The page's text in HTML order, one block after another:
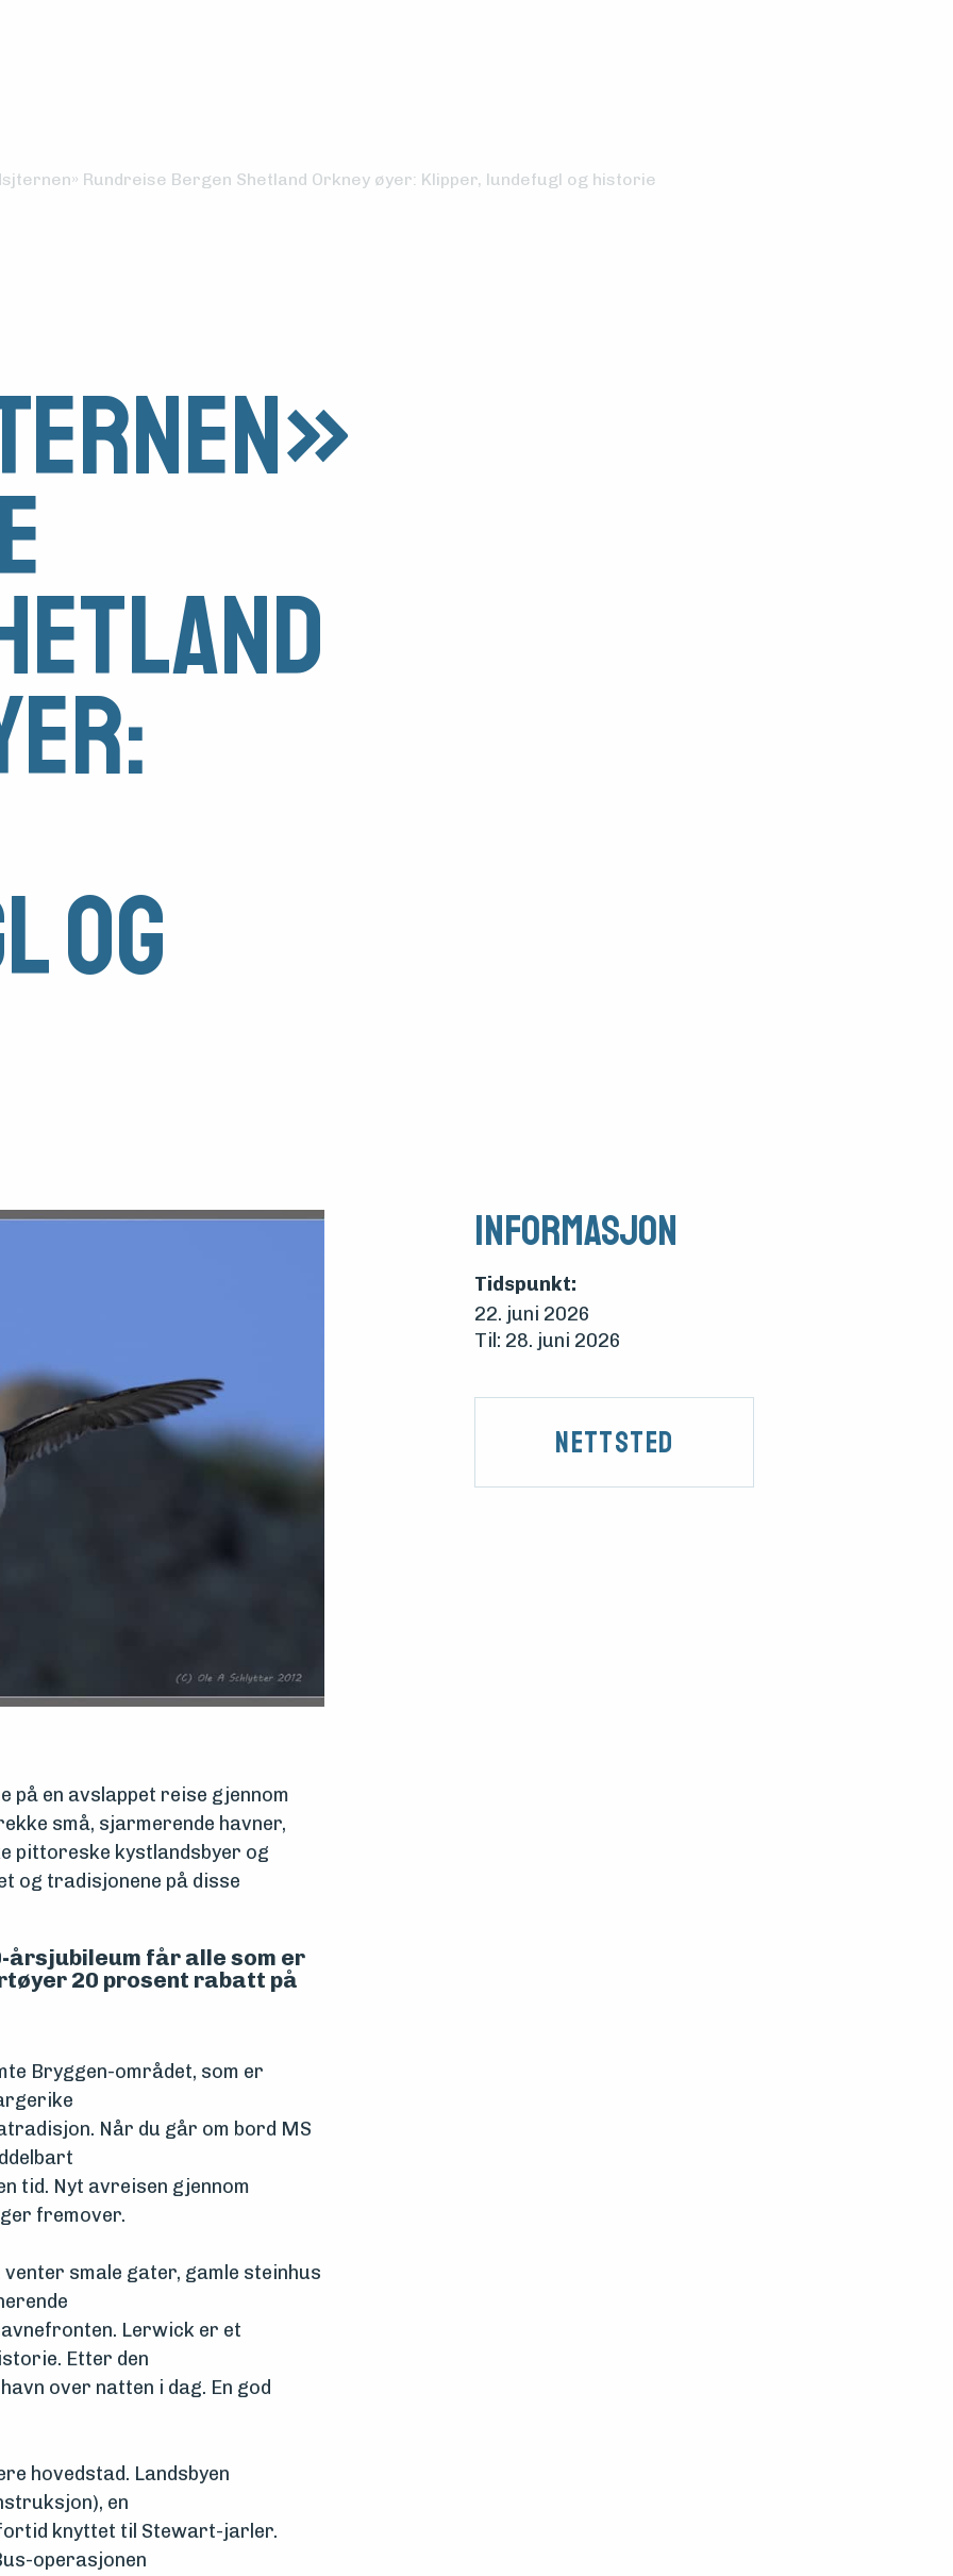
Rundreise Bergen Shetland Orkney øyer: Klipper, lundefugl og historie
og
på en avslappet reise gjennom
små, sjarmerende havner,
pittoreske kystlandsbyer og
og tradisjonene på disse
årsjubileum får alle som er
20 prosent rabatt på
Bryggen-området, som er
Når du går om bord MS
tid. Nyt avreisen gjennom
fremover.
smale gater, gamle steinhus
Lerwick er et
Etter den
over natten i dag. En god
hovedstad. Landsbyen
en
knyttet til Stewart-jarler.
operasjonen
Informasjon
Tidspunkt:
22. juni 2026
Til: 28. juni 2026
Nettsted